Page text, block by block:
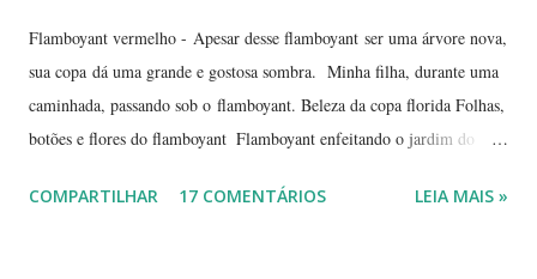
Flamboyant vermelho - Apesar desse flamboyant ser uma árvore nova,
sua copa dá uma grande e gostosa sombra. Minha filha, durante uma
caminhada, passando sob o flamboyant. Beleza da copa florida Folhas,
botões e flores do flamboyant Flamboyant enfeitando o jardim do
fachada do TJ. Flores e galhos retorcidos do flamboyant. Flores do
COMPARTILHAR 17 COMENTÁRIOS LEIA MAIS »